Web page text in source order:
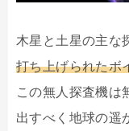
木星と土星の主な
打ち上げられたボ
この無人探査機は
出すべく地球の遥